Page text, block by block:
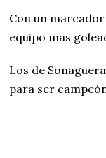
Con un marcador
equipo mas
Los de
para ser